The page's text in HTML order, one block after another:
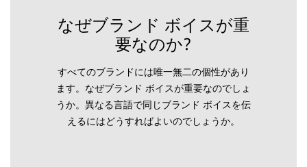
なぜブランド ボイスが重
要なのか?
すべてのブランドには唯一無二の個性があり
ます。なぜブランド ボイスが重要なのでしょ
うか。異なる言語で同じブランド ボイスを伝
えるにはどうすればよいのでしょうか。